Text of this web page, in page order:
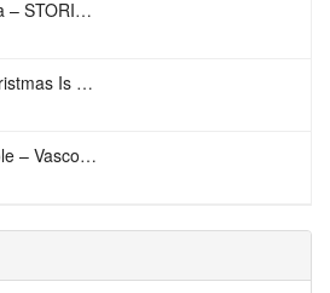
Tananai, Annalisa – STORIE BREVI
All I Want For Christmas Is You – Mariah Carey
Come Nelle Favole – Vasco Rossi